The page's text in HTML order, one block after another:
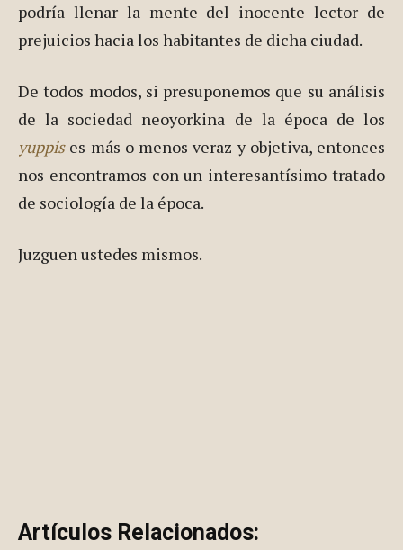
podría llenar la mente del inocente lector de
prejuicios hacia los habitantes de dicha ciudad.
De todos modos, si presuponemos que su análisis
de la sociedad neoyorkina de la época de los
yuppises más o menos veraz y objetiva, entonces
nos encontramos con un interesantísimo tratado
de sociología de la época.
Juzguen ustedes mismos.